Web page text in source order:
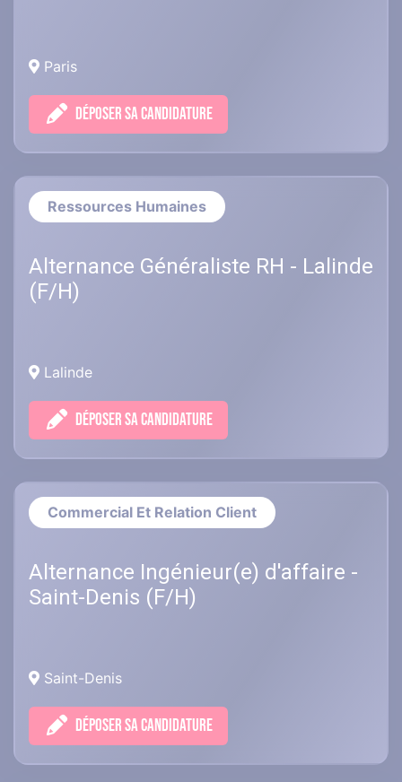
Paris
DÉPOSER SA CANDIDATURE
Ressources Humaines
Alternance Généraliste RH - Lalinde
(F/H)
Lalinde
DÉPOSER SA CANDIDATURE
Commercial Et Relation Client
Alternance Ingénieur(e) d'affaire -
Saint-Denis (F/H)
Saint-Denis
DÉPOSER SA CANDIDATURE